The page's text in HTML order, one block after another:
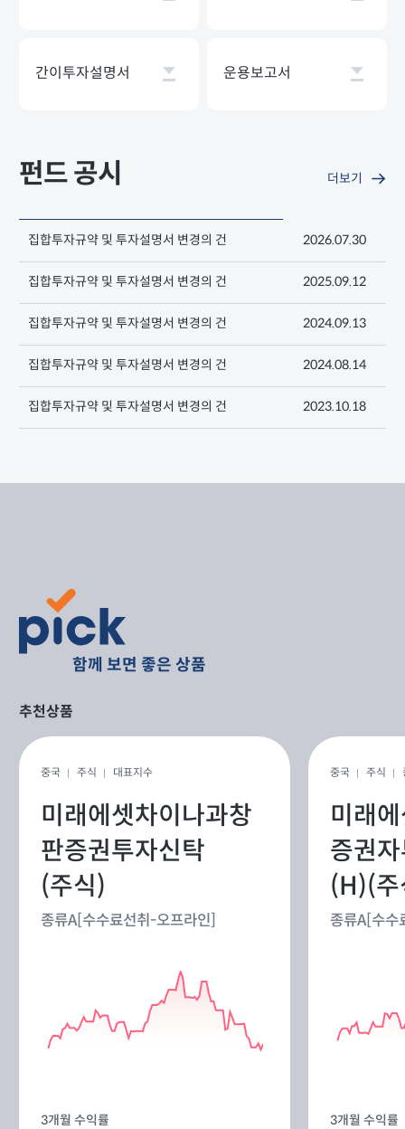
간이투자설명서 운용보고서
펀드 공시 더보기
집합투자규약 및 투자설명서 변경의 건 2026.07.30
집합투자규약 및 투자설명서 변경의 건 2025.09.12
집합투자규약 및 투자설명서 변경의 건 2024.09.13
집합투자규약 및 투자설명서 변경의 건 2024.08.14
집합투자규약 및 투자설명서 변경의 건 2023.10.18
함께 보면 좋은 상품
추천상품
중국 주식 대표지수
미래에셋차이나과창
판증권투자신탁
(주식)
종류A[수수료선취-오프라인]
3개월 수익률
중국 주식
미래
증권
(H)(
종류A[수수
3개월 수익률